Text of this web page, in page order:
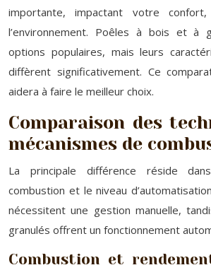
importante, impactant votre
l’environnement. Poêles à bois et à
options populaires, mais leurs
diffèrent significativement. Ce
aidera à faire le meilleur choix.
Comparaison des
mécanismes de
La principale différence réside
combustion et le niveau
nécessitent une gestion manuelle,
granulés offrent un fonctionnement
Combustion et